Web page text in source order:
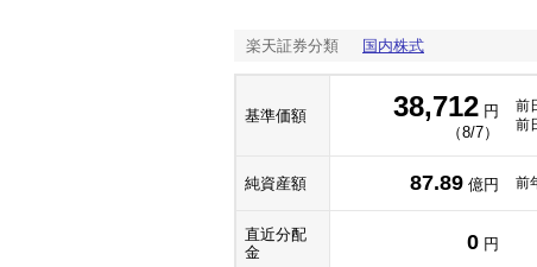
楽天証券分類 国内株式
基準価額 38,712 円
（8/7）
前
前
純資産額 87.89 億円 前
直近分配
金
0 円